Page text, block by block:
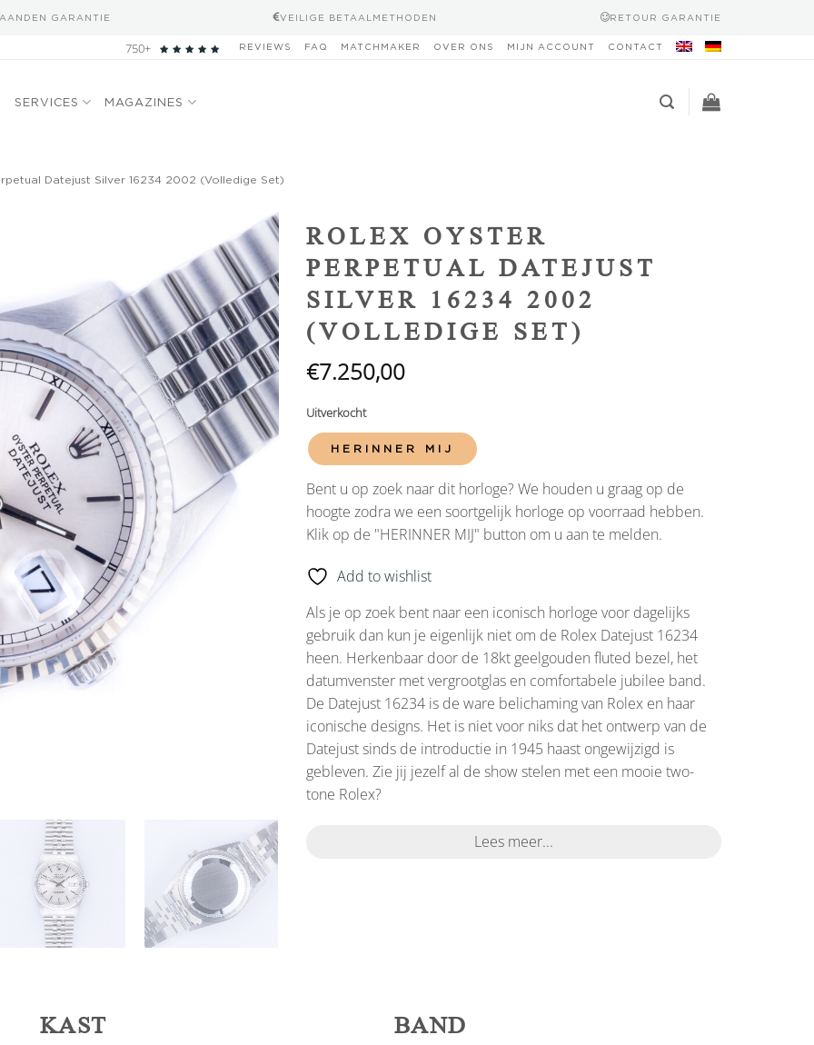
GARANTIE VEILIGE BETAALMETHODEN RETOUR GARANTIE
750+ REVIEWS FAQ MATCHMAKER OVER ONS MIJN ACCOUNT CONTACT
SERVICES MAGAZINES
Datejust Silver 16234 2002 (Volledige Set)
Add to
wishlist
ROLEX OYSTER
PERPETUAL DATEJUST
SILVER 16234 2002
(VOLLEDIGE SET)
€7.250,00
Uitverkocht
HERINNER MIJ
Bent u op zoek naar dit horloge? We houden u graag op de
hoogte zodra we een soortgelijk horloge op voorraad hebben.
Klik op de "HERINNER MIJ" button om u aan te melden.
Add to wishlist
Als je op zoek bent naar een iconisch horloge voor dagelijks
gebruik dan kun je eigenlijk niet om de Rolex Datejust 16234
heen. Herkenbaar door de 18kt geelgouden fluted bezel, het
datumvenster met vergrootglas en comfortabele jubilee band.
De Datejust 16234 is de ware belichaming van Rolex en haar
iconische designs. Het is niet voor niks dat het ontwerp van de
Datejust sinds de introductie in 1945 haast ongewijzigd is
gebleven. Zie jij jezelf al de show stelen met een mooie two-
tone Rolex?
Lees meer...
KAST BAND